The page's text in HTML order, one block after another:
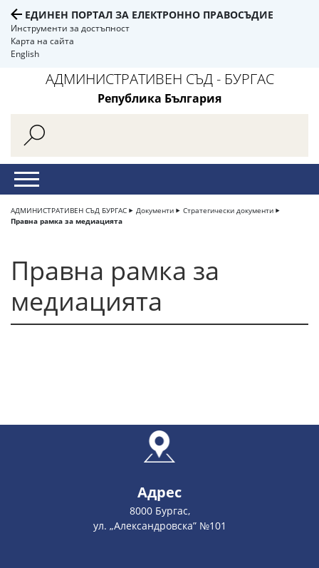
ЕДИНЕН ПОРТАЛ ЗА ЕЛЕКТРОННО ПРАВОСЪДИЕ
Инструменти за достъпност
Карта на сайта
English
АДМИНИСТРАТИВЕН СЪД - БУРГАС
Република България
АДМИНИСТРАТИВЕН СЪД БУРГАС Документи
Стратегически документи
Правна рамка за медиацията
Правна рамка за
медиацията
Адрес
8000 Бургас,
ул. „Александровска” №101